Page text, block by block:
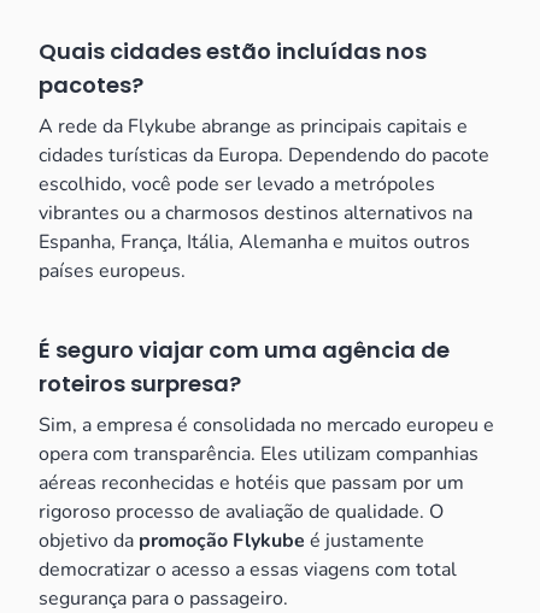
Quais cidades estão incluídas nos
pacotes?
A rede da Flykube abrange as principais capitais e
cidades turísticas da Europa. Dependendo do pacote
escolhido, você pode ser levado a metrópoles
vibrantes ou a charmosos destinos alternativos na
Espanha, França, Itália, Alemanha e muitos outros
países europeus.
É seguro viajar com uma agência de
roteiros surpresa?
Sim, a empresa é consolidada no mercado europeu e
opera com transparência. Eles utilizam companhias
aéreas reconhecidas e hotéis que passam por um
rigoroso processo de avaliação de qualidade. O
objetivo da promoção Flykube é justamente
democratizar o acesso a essas viagens com total
segurança para o passageiro.